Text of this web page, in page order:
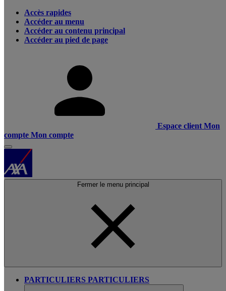
Accès rapides
Accéder au menu
Accéder au contenu principal
Accéder au pied de page
Espace client Mon
compte Mon compte
Fermer le menu principal
PARTICULIERS PARTICULIERS